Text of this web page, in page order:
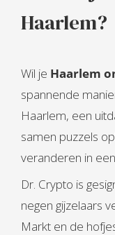
Haarlem?
Wil je Haarlem
spannende
Haarlem, een
samen puzzels
veranderen in
Dr. Crypto is
negen gijzelaars
Markt en de